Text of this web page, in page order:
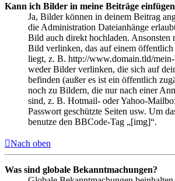
Kann ich Bilder in meine Beiträge
Ja, Bilder können in deinem Beitrag
die Administration Dateianhänge
Bild auch direkt hochladen. Ansonsten
Bild verlinken, das auf einem
liegt, z. B. http://www.domain.tld/
weder Bilder verlinken, die sich auf
befinden (außer es ist ein öffentlich
noch zu Bildern, die nur nach einer
sind, z. B. Hotmail- oder Yahoo-
Passwort geschützte Seiten usw. Um
benutze den BBCode-Tag „[img]“.
Nach oben
Was sind globale Bekanntmachungen?